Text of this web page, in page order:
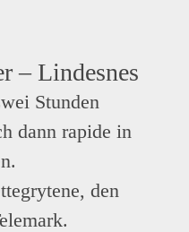
– Lindesnes
Stunden
dann rapide in
den